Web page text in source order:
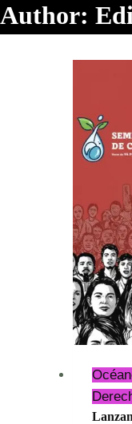
Author: